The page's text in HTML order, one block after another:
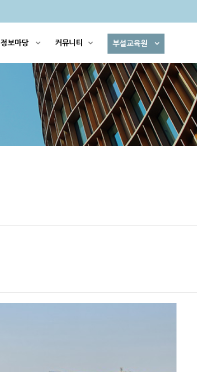
정보마당 커뮤니티 부설교육원